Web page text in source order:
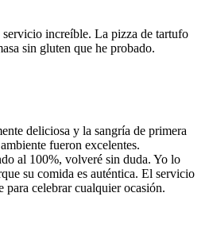
servicio increíble. La pizza de tartufo
sin gluten que he probado.
deliciosa y la sangría de primera
fueron excelentes.
al 100%, volveré sin duda. Yo lo
su comida es auténtica. El servicio
celebrar cualquier ocasión.